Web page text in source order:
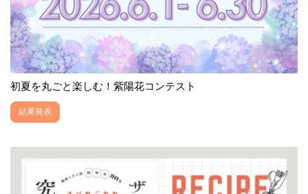
初夏を丸ごと楽しむ！紫陽花コンテスト
結果発表